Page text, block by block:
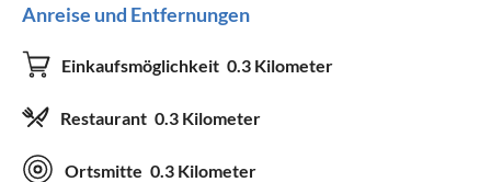
Anreise und Entfernungen
Einkaufsmöglichkeit 0.3 Kilometer
Restaurant 0.3 Kilometer
Ortsmitte 0.3 Kilometer